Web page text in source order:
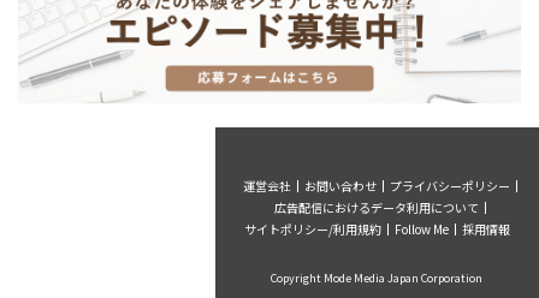
運営会社 お問い合わせ
プライバシーポリシー
広告配信におけるデータ利用について
サイトポリシー/利用規約
Follow Me 採用情報
Copyright Mode Media Japan Corporation